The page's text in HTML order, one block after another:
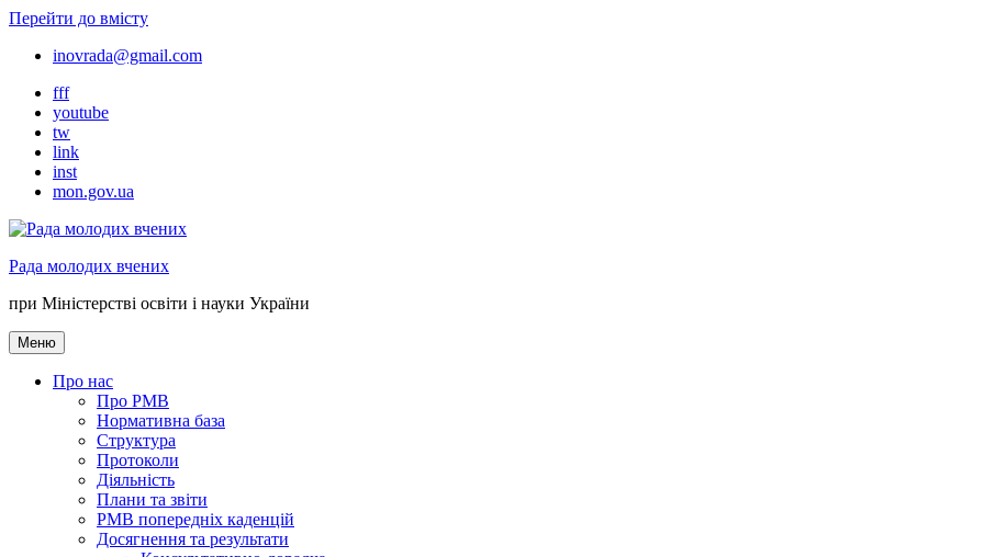
Перейти до вмісту
inovrada@gmail.com
fff
youtube
tw
link
inst
mon.gov.ua
Рада молодих вчених
при Міністерстві освіти і науки України
Меню
Про нас
Про РМВ
Нормативна база
Cтруктура
Протоколи
Діяльність
Плани та звіти
РМВ попередніх каденцій
Досягнення та результати